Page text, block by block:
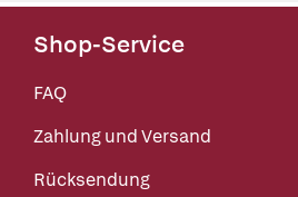
Shop-Service
FAQ
Zahlung und Versand
Rücksendung